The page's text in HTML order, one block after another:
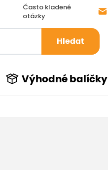
Často kladené
otázky
Hledat
Výhodné balíčky